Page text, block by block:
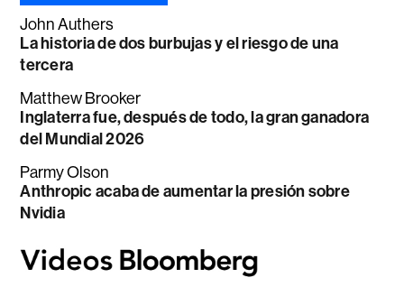
John Authers
La historia de dos burbujas y el riesgo de una
tercera
Matthew Brooker
Inglaterra fue, después de todo, la gran ganadora
del Mundial 2026
Parmy Olson
Anthropic acaba de aumentar la presión sobre
Nvidia